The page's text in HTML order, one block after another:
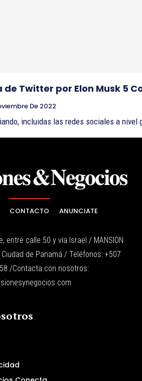
de Twitter por Elon Musk 5
De 2022
incluidas las redes sociales a
CONTACTO ANUNCIATE
entre calle 50 y vía Israel / MANSION
de Panamá / Teléfonos: +507
/Contacta con nosotros: